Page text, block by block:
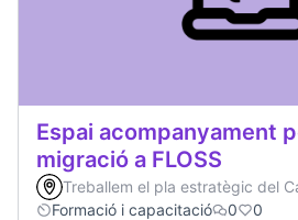
Espai acompanyament
migració a FLOSS
Treballem el pla estratègic del
Formació i capacitació
0 0